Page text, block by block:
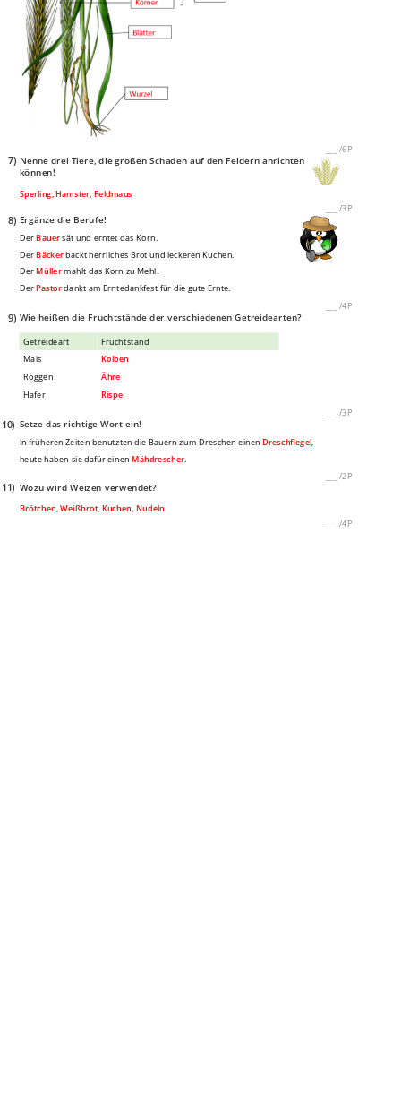
/6P
7) Nenne drei Tiere, die großen Schaden auf den Feldern anrichten
können!
Sperling, Hamster, Feldmaus
/3P
8) Ergänze die Berufe!
DerBauersät und erntet das Korn.
DerBäckerbackt herrliches Brot und leckeren Kuchen.
DerMüllermahlt das Korn zu Mehl.
DerPastordankt am Erntedankfest für die gute Ernte.
/4P
9) Wie heißen die Fruchtstände der verschiedenen Getreidearten?
Getreideart
Fruchtstand
Mais
Kolben
Roggen
Ähre
Hafer
Rispe
/3P
10) Setze das richtige Wort ein!
In früheren Zeiten benutzten die Bauern zum Dreschen einenDreschflegel,
heute haben sie dafür einen Mähdrescher.
/2P
11) Wozu wird Weizen verwendet?
Brötchen, Weißbrot, Kuchen, Nudeln
/4P